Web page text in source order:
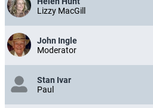
Lizzy MacGill
John Ingle
Moderator
Stan Ivar
Paul